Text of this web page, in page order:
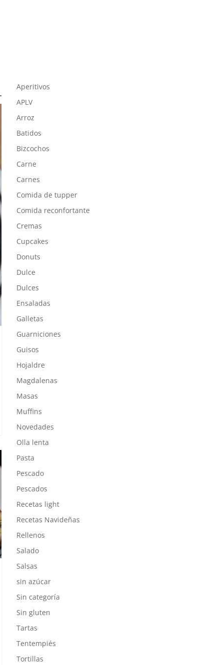
Aperitivos
APLV
Arroz
Batidos
Bizcochos
Carne
Carnes
Comida de tupper
Comida reconfortante
Cremas
Cupcakes
Donuts
Dulce
Dulces
Ensaladas
Galletas
Guarniciones
Guisos
Hojaldre
Magdalenas
Masas
Muffins
Novedades
Olla lenta
Pasta
Pescado
Pescados
Recetas light
Recetas Navideñas
Rellenos
Salado
Salsas
sin azúcar
Sin categoría
Sin gluten
Tartas
Tentempiés
Tortillas